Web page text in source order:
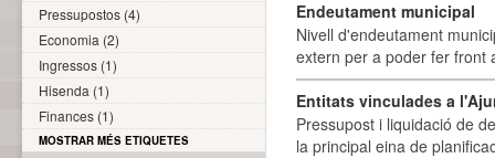
Endeutament municipal
Nivell d'endeutament
extern per a poder fer front
Entitats vinculades a
Pressupost i liquidació de
la principal eina de
Pressupostos (4)
Economia (2)
Ingressos (1)
Hisenda (1)
Finances (1)
MOSTRAR MÉS ETIQUETES